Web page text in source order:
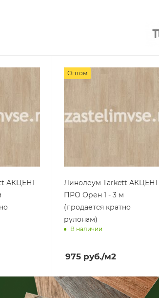
АКЦЕНТ
Оптом
Линолеум Tarkett АКЦЕНТ
ПРО Орен 1 - 3 м
(продается кратно
рулонам)
В наличии
975руб./м2